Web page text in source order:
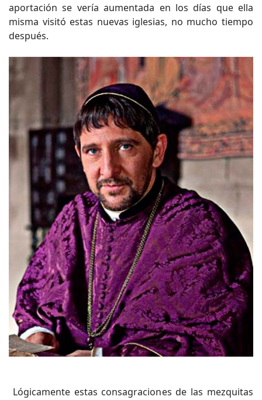
aportación se vería aumentada en los días que ella
misma visitó estas nuevas iglesias, no mucho tiempo
después.
Lógicamente estas consagraciones de las mezquitas